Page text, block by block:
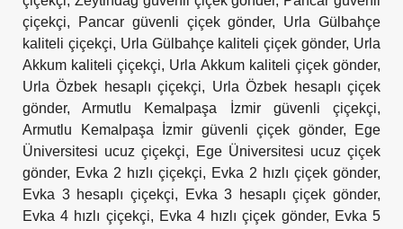
çiçekçi, Pancar güvenli çiçek gönder, Urla Gülbahçe
kaliteli çiçekçi, Urla Gülbahçe kaliteli çiçek gönder, Urla
Akkum kaliteli çiçekçi, Urla Akkum kaliteli çiçek gönder,
Urla Özbek hesaplı çiçekçi, Urla Özbek hesaplı çiçek
gönder,Armutlu Kemalpaşa İzmir güvenli çiçekçi,
Armutlu Kemalpaşa İzmir güvenli çiçek gönder,
Ege
Üniversitesi ucuz çiçekçi,
Ege Üniversitesi ucuz çiçek
gönder, Evka 2 hızlı çiçekçi, Evka 2 hızlı çiçek gönder,
Evka 3 hesaplı çiçekçi, Evka 3 hesaplı çiçek gönder,
Evka 4 hızlı çiçekçi, Evka 4 hızlı çiçek gönder, Evka 5